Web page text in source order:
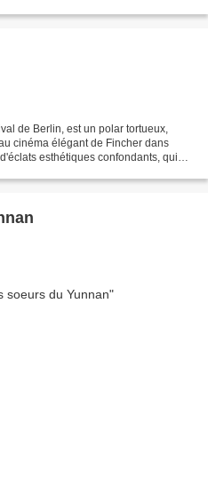
de Berlin, est un polar tortueux,
cinéma élégant de Fincher dans
esthétiques confondants, qui